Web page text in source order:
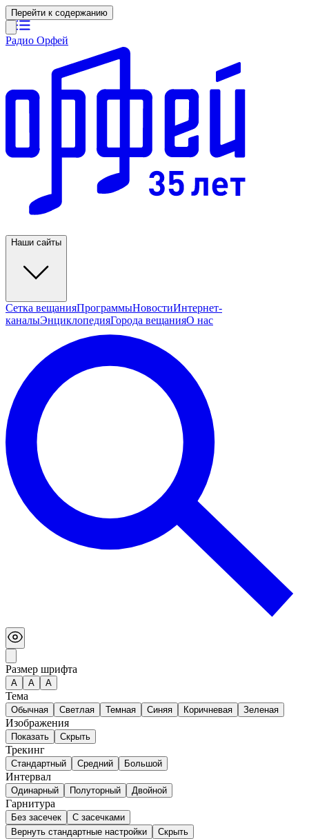
Перейти к содержанию
Радио Орфей
Наши сайты
Сетка вещанияПрограммыНовостиИнтернет-
каналыЭнциклопедияГорода вещанияО нас
Размер шрифта
А A A
Тема
Обычная Светлая Темная Синяя Коричневая Зеленая
Изображения
Показать Скрыть
Трекинг
Стандартный Средний Большой
Интервал
Одинарный Полуторный Двойной
Гарнитура
Без засечек
С засечками
Вернуть стандартные настройки
Скрыть